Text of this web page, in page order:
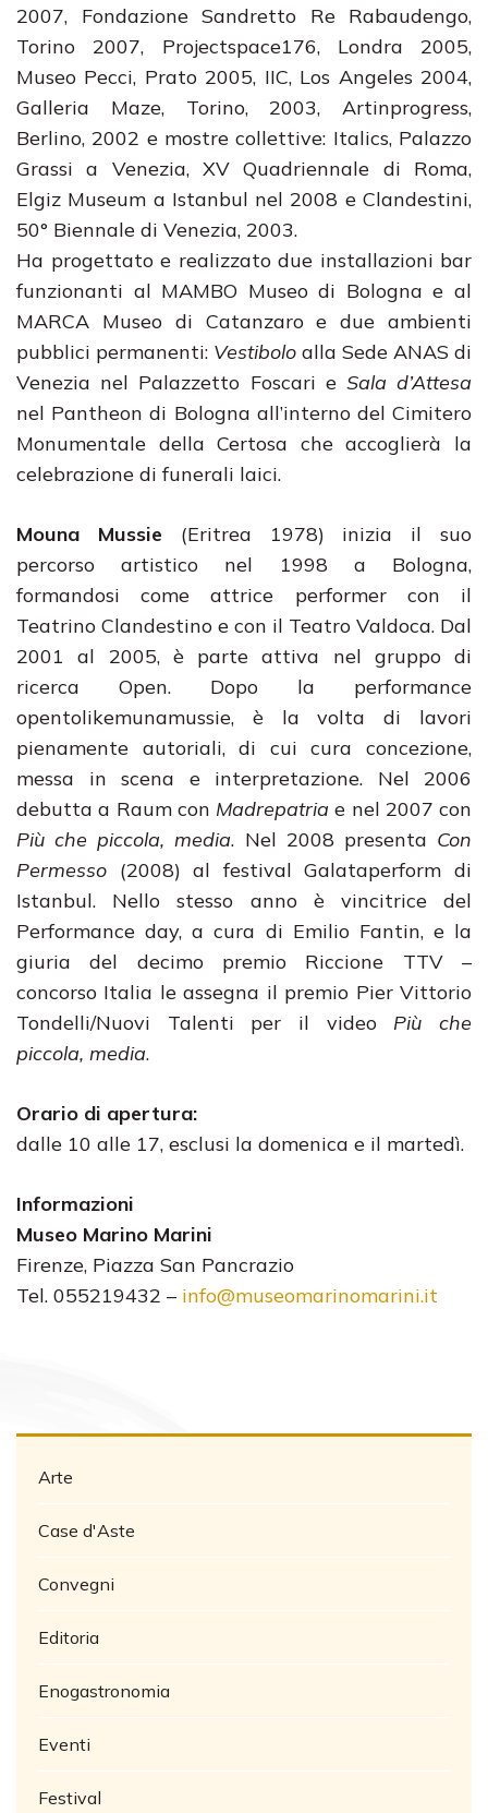
2007, Fondazione Sandretto Re Rabaudengo,
Torino 2007, Projectspace176, Londra 2005,
Museo Pecci, Prato 2005, IIC, Los Angeles 2004,
Galleria Maze, Torino, 2003, Artinprogress,
Berlino, 2002 e mostre collettive: Italics, Palazzo
Grassi a Venezia, XV Quadriennale di Roma,
Elgiz Museum a Istanbul nel 2008 e Clandestini,
50° Biennale di Venezia, 2003.
Ha progettato e realizzato due installazioni bar
funzionanti al MAMBO Museo di Bologna e al
MARCA Museo di Catanzaro e due ambienti
pubblici permanenti: Vestibolo alla Sede ANAS di
Venezia nel Palazzetto Foscari e Sala d’Attesa
nel Pantheon di Bologna all’interno del Cimitero
Monumentale della Certosa che accoglierà la
celebrazione di funerali laici.
Mouna Mussie (Eritrea 1978) inizia il suo
percorso artistico nel 1998 a Bologna,
formandosi come attrice performer con il
Teatrino Clandestino e con il Teatro Valdoca. Dal
2001 al 2005, è parte attiva nel gruppo di
ricerca Open. Dopo la performance
opentolikemunamussie, è la volta di lavori
pienamente autoriali, di cui cura concezione,
messa in scena e interpretazione. Nel 2006
debutta a Raum con Madrepatria e nel 2007 con
Più che piccola, media. Nel 2008 presenta Con
Permesso (2008) al festival Galataperform di
Istanbul. Nello stesso anno è vincitrice del
Performance day, a cura di Emilio Fantin, e la
giuria del decimo premio Riccione TTV –
concorso Italia le assegna il premio Pier Vittorio
Tondelli/Nuovi Talenti per il video Più che
piccola, media.
Orario di apertura:
dalle 10 alle 17, esclusi la domenica e il martedì.
Informazioni
Museo Marino Marini
Firenze, Piazza San Pancrazio
Tel. 055219432 – info@museomarinomarini.it
Arte
Case d'Aste
Convegni
Editoria
Enogastronomia
Eventi
Festival